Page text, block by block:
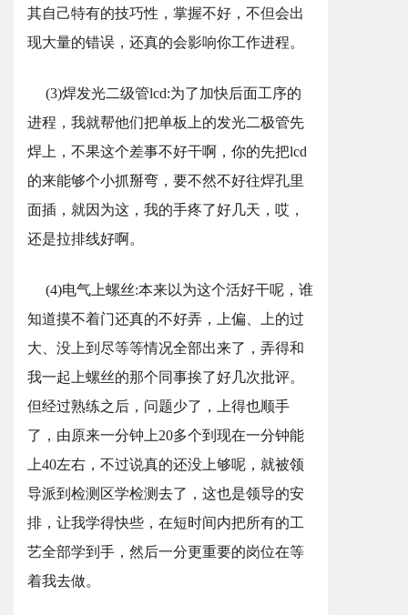
其自己特有的技巧性，掌握不好，不但会出
现大量的错误，还真的会影响你工作进程。
(3)焊发光二级管lcd:为了加快后面工序的
进程，我就帮他们把单板上的发光二极管先
焊上，不果这个差事不好干啊，你的先把lcd
的来能够个小抓掰弯，要不然不好往焊孔里
面插，就因为这，我的手疼了好几天，哎，
还是拉排线好啊。
(4)电气上螺丝:本来以为这个活好干呢，谁
知道摸不着门还真的不好弄，上偏、上的过
大、没上到尽等等情况全部出来了，弄得和
我一起上螺丝的那个同事挨了好几次批评。
但经过熟练之后，问题少了，上得也顺手
了，由原来一分钟上20多个到现在一分钟能
上40左右，不过说真的还没上够呢，就被领
导派到检测区学检测去了，这也是领导的安
排，让我学得快些，在短时间内把所有的工
艺全部学到手，然后一分更重要的岗位在等
着我去做。